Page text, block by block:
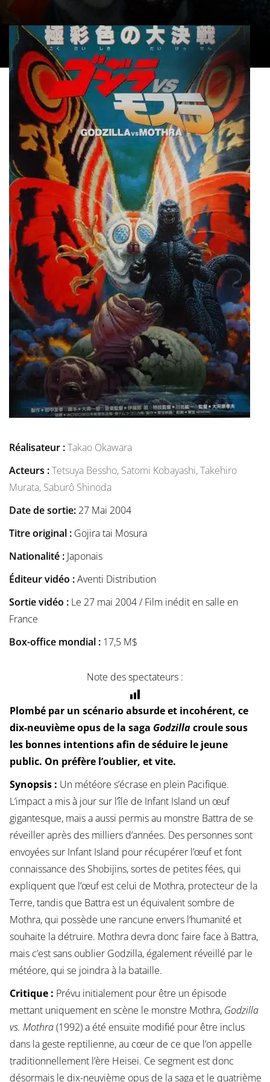
Réalisateur :Takao Okawara
Acteurs :Tetsuya Bessho, Satomi Kobayashi,Takehiro
Murata, Saburô Shinoda
Date de sortie: 27 Mai 2004
Titre original : Gojira tai Mosura
Nationalité : Japonais
Éditeur vidéo :Aventi Distribution
Sortie vidéo : Le 27 mai 2004 / Film inédit en salle en
France
Box-office mondial : 17,5 M$
Note des spectateurs :
Plombé par un scénario absurde et incohérent, ce
dix-neuvième opus de la saga Godzillacroule sous
les bonnes intentions afin de séduire le jeune
public. On préfère l’oublier, et vite.
Synopsis : Un météore s’écrase en plein Pacifique.
L’impact a mis à jour sur l’île de Infant Island un œuf
gigantesque, mais a aussi permis au monstre Battra de se
réveiller après des milliers d’années. Des personnes sont
envoyées sur Infant Island pour récupérer l’œuf et font
connaissance des Shobijins, sortes de petites fées, qui
expliquent que l’œuf est celui de Mothra, protecteur de la
Terre, tandis que Battra est un équivalent sombre de
Mothra, qui possède une rancune envers l’humanité et
souhaite la détruire. Mothra devra donc faire face à Battra,
mais c’est sans oublier Godzilla, également réveillé par le
météore, qui se joindra à la bataille.
Critique : Prévu initialement pour être un épisode
mettant uniquement en scène le monstre Mothra, Godzilla
vs. Mothra(1992) a été ensuite modifié pour être inclus
dans la geste reptilienne, au cœur de ce que l’on appelle
traditionnellement l’ère Heisei. Ce segment est donc
désormais le dix-neuvième opus de la saga et le quatrième